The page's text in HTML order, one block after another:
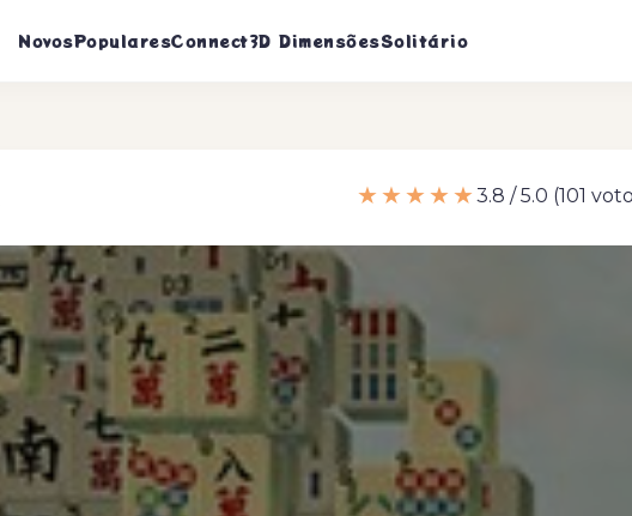
NovosPopularesConnect3D DimensõesSolitário
★★★★★ 3.8 / 5.0 (101